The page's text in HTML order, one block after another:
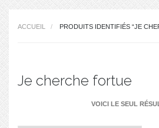
ACCUEIL PRODUITS IDENTIFIÉS “JE
Je cherche fortue
VOICI LE SEUL